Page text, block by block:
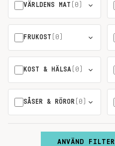
VÄRLDENS MAT (0)
FRUKOST (0)
KOST & HÄLSA (0)
SÅSER & RÖROR (0)
ANVÄND FILTER